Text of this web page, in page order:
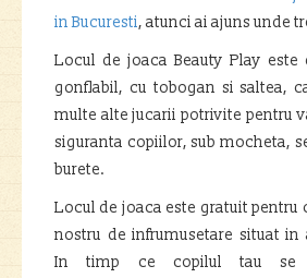
in Bucuresti, atunci ai ajuns unde
Locul de joaca Beauty Play este
gonflabil, cu tobogan si saltea,
multe alte jucarii potrivite pentru
siguranta copiilor, sub mocheta,
burete.
Locul de joaca este gratuit pentru
nostru de infrumusetare situat in
In timp ce copilul tau se